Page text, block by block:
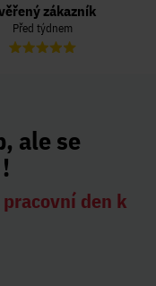
zákazník
Před týdnem
ale se
den k